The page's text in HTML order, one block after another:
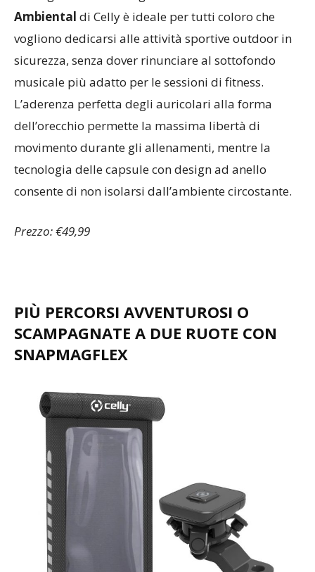
Ambiental di Celly è ideale per tutti coloro che
vogliono dedicarsi alle attività sportive outdoor in
sicurezza, senza dover rinunciare al sottofondo
musicale più adatto per le sessioni di fitness.
L’aderenza perfetta degli auricolari alla forma
dell’orecchio permette la massima libertà di
movimento durante gli allenamenti, mentre la
tecnologia delle capsule con design ad anello
consente di non isolarsi dall’ambiente circostante.
Prezzo: €49,99
PIÙ PERCORSI AVVENTUROSI O
SCAMPAGNATE A DUE RUOTE CON
SNAPMAGFLEX